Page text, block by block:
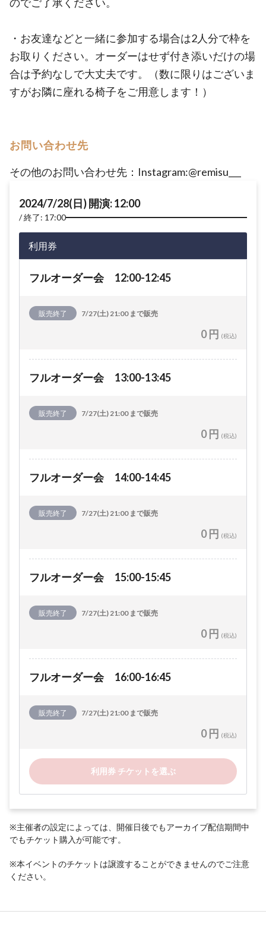
・お友達などと一緒に参加する場合は2人分で枠を
お取りください。オーダーはせず付き添いだけの場
合は予約なしで大丈夫です。（数に限りはございま
すがお隣に座れる椅子をご用意します！）
お問い合わせ先
その他のお問い合わせ先：Instagram:@remisu___
2024/7/28(日) 開演: 12:00
終了: 17:00
利用券
フルオーダー会 12:00-12:45
販売終了 7/27(土) 21:00 まで販売
0 円 (税込)
フルオーダー会 13:00-13:45
販売終了 7/27(土) 21:00 まで販売
0 円 (税込)
フルオーダー会 14:00-14:45
販売終了 7/27(土) 21:00 まで販売
0 円 (税込)
フルオーダー会 15:00-15:45
販売終了 7/27(土) 21:00 まで販売
0 円 (税込)
フルオーダー会 16:00-16:45
販売終了 7/27(土) 21:00 まで販売
0 円 (税込)
利用券 チケットを選ぶ
※主催者の設定によっては、開催日後でもアーカイブ配信期間中
でもチケット購入が可能です。
※本イベントのチケットは譲渡することができませんのでご注意
ください。